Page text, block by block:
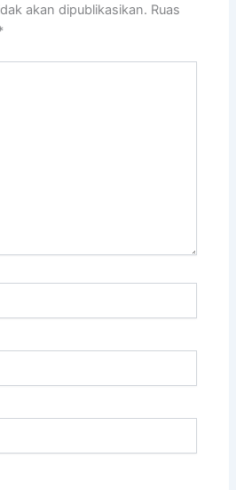
akan dipublikasikan. Ruas